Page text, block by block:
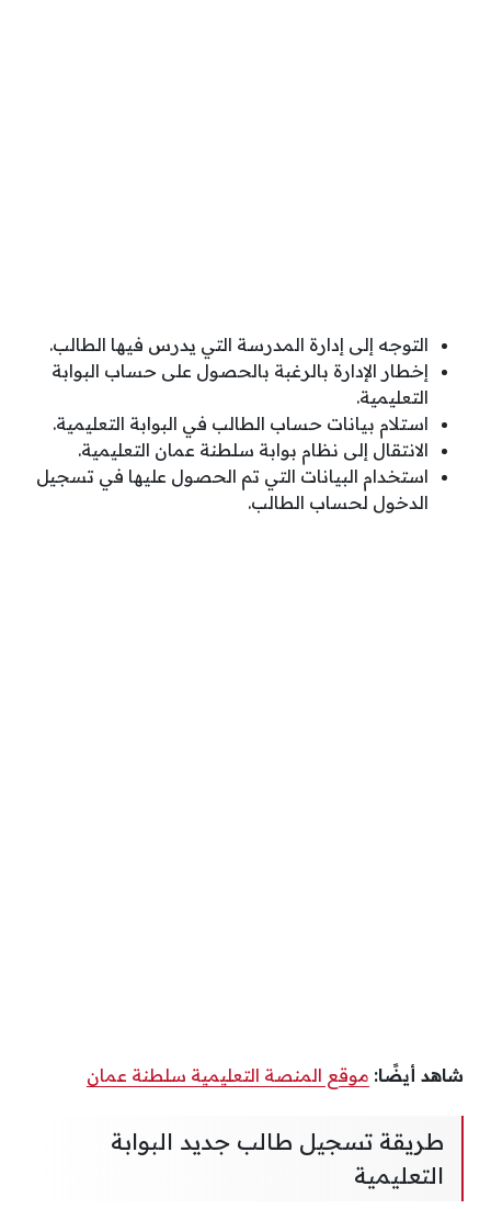
التوجه إلى إدارة المدرسة التي يدرس فيها الطالب.
إخطار الإدارة بالرغبة بالحصول على حساب البوابة
التعليمية.
استلام بيانات حساب الطالب في البوابة التعليمية.
الانتقال إلى نظام بوابة سلطنة عمان التعليمية.
استخدام البيانات التي تم الحصول عليها في تسجيل
الدخول لحساب الطالب.
شاهد أيضًا: موقع المنصة التعليمية سلطنة عمان
طريقة تسجيل طالب جديد البوابة
التعليمية